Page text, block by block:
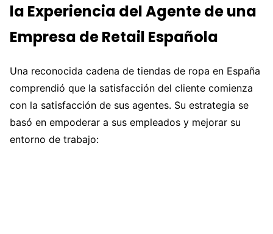
la Experiencia del Agente de una
Empresa de Retail Española
Una reconocida cadena de tiendas de ropa en España
comprendió que la satisfacción del cliente comienza
con la satisfacción de sus agentes. Su estrategia se
basó en empoderar a sus empleados y mejorar su
entorno de trabajo: